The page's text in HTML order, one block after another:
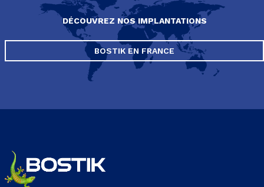
DÉCOUVREZ NOS IMPLANTATIONS
BOSTIK EN FRANCE